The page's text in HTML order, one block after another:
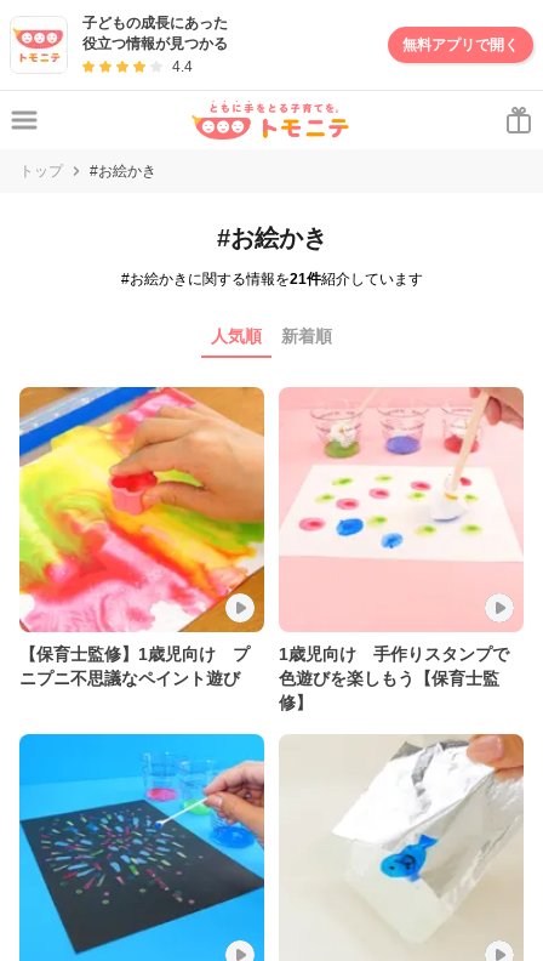
子どもの成長にあった
役立つ情報が見つかる
4.4
無料アプリで開く
トップ #お絵かき
#お絵かき
#お絵かきに関する情報を21件紹介しています
人気順 新着順
【保育士監修】1歳児向け プ
ニプニ不思議なペイント遊び
1歳児向け 手作りスタンプで
色遊びを楽しもう【保育士監
修】